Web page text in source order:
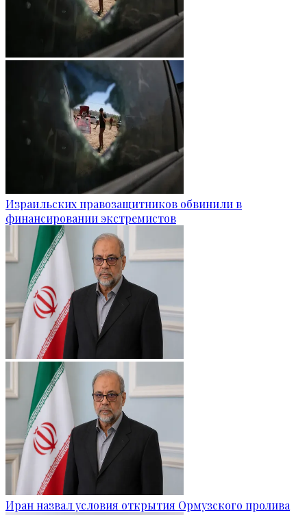
Израильских правозащитников обвинили в
финансировании экстремистов
Иран назвал условия открытия Ормузского пролива